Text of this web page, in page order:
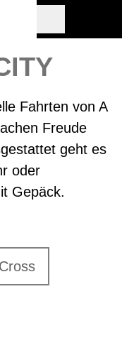
Fahrten von A
Freude
geht es
oder
Gepäck.
Cross